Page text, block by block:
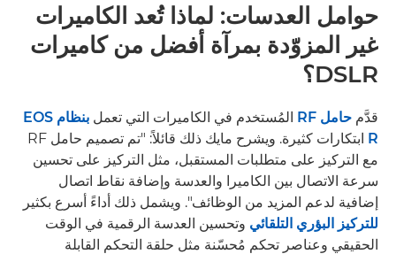
حوامل العدسات: لماذا تُعد الكاميرات
غير المزوّدة بمرآة أفضل من كاميرات
DSLR؟
قدَّم حامل RF المُستخدم في الكاميرات التي تعمل
بنظام EOS
R
ابتكارات كثيرة. ويشرح مايك ذلك قائلاً: "تم تصميم حامل RF
مع التركيز على متطلبات المستقبل، مثل التركيز على تحسين
سرعة الاتصال بين الكاميرا والعدسة وإضافة نقاط اتصال
إضافية لدعم المزيد من الوظائف". ويشمل ذلك أداءً أسرع بكثير
للتركيز البؤري التلقائي وتحسين العدسة الرقمية في الوقت
الحقيقي وعناصر تحكم مُحسّنة مثل حلقة التحكم القابلة